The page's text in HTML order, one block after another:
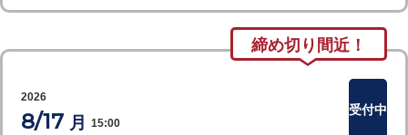
締め切り間近！
2026
8/17 月 15:00
受付中